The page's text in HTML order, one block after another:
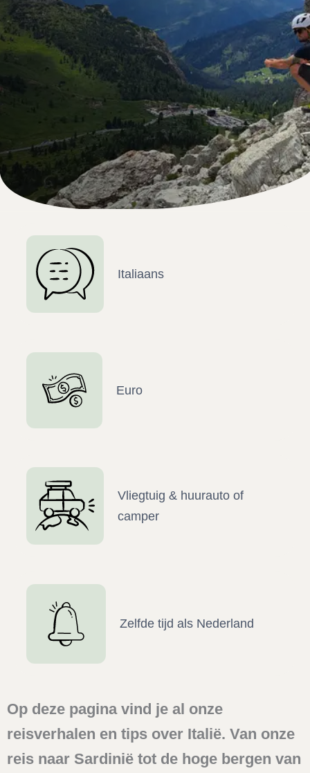
Italiaans
Euro
Vliegtuig & huurauto of
camper
Zelfde tijd als Nederland
Op deze pagina vind je al onze
reisverhalen en tips over Italië. Van onze
reis naar Sardinië tot de hoge bergen van